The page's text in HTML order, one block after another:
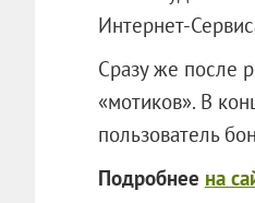
Интернет-
Сразу же после
«мотиков». В
пользователь
Подробнее на